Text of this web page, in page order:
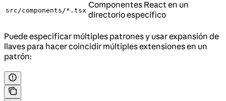
src/components/*.tsx
Componentes React en un
directorio específico
Puede especificar múltiples patrones y usar expansión de
llaves para hacer coincidir múltiples extensiones en un
patrón: